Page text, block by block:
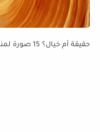
حقيقة أم خيال؟ 15 صورة لمناظر طبيعية خيالية